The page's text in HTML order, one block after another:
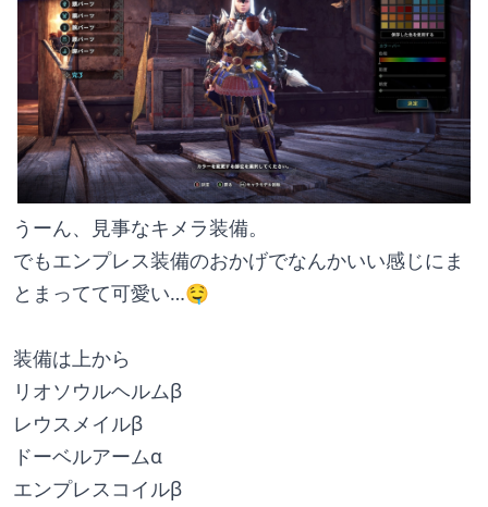
うーん、見事なキメラ装備。
でもエンプレス装備のおかげでなんかいい感じにま
とまってて可愛い…🤤
装備は上から
リオソウルヘルムβ
レウスメイルβ
ドーベルアームα
エンプレスコイルβ